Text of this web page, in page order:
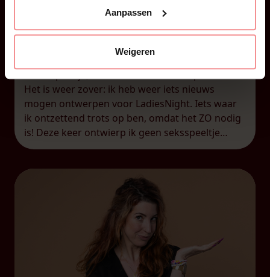
Aanpassen
Weigeren
Kaat | Dilatoren by Kaat!
Het is weer zover: ik heb weer iets nieuws
mogen ontwerpen voor LadiesNight. Iets waar
ik ontzettend trots op ben, omdat het ZO nodig
is! Deze keer ontwierp ik geen seksspeeltje
(zoals mijn DailyKaat), maar een seksueel
meekreeg dat er ZO veel nood […]